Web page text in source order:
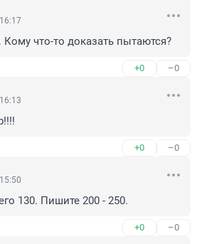
что-то доказать пытаются?
+0 –0
+0 –0
130. Пишите 200 - 250.
+0 –0